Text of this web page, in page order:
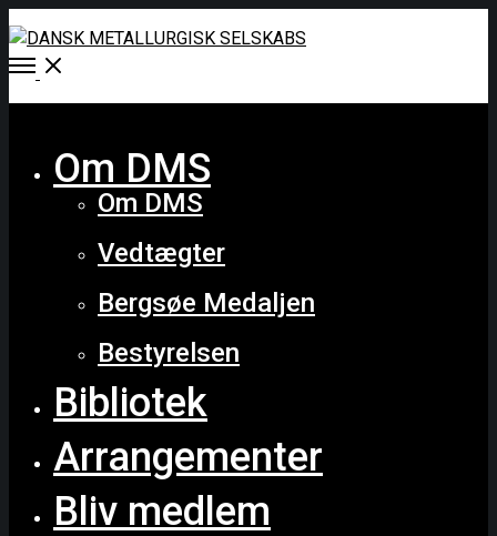
Open
Om DMS
Om DMS
Vedtægter
Bergsøe Medaljen
Bestyrelsen
Bibliotek
Arrangementer
Bliv medlem